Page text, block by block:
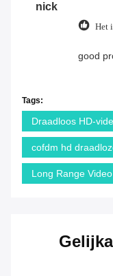
nick
Het
good
Tags:
Draadloos HD-
cofdm hd
Long Range